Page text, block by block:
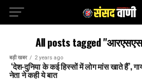
All posts tagged
बड़ी खबर 2 years ago
‘देश-दुनिया के कई हिस्सों में लोग मांस खाते हैं’,
नेता ने कही ये बात